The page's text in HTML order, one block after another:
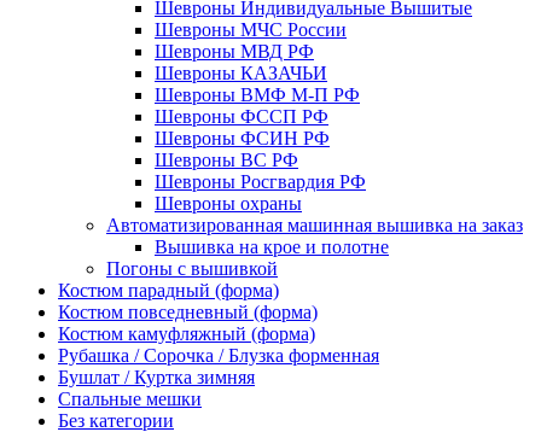
Шевроны Индивидуальные Вышитые
Шевроны МЧС России
Шевроны МВД РФ
Шевроны КАЗАЧЬИ
Шевроны ВМФ М-П РФ
Шевроны ФССП РФ
Шевроны ФСИН РФ
Шевроны ВС РФ
Шевроны Росгвардия РФ
Шевроны охраны
Автоматизированная машинная вышивка на заказ
Вышивка на крое и полотне
Погоны с вышивкой
Костюм парадный (форма)
Костюм повседневный (форма)
Костюм камуфляжный (форма)
Рубашка / Сорочка / Блузка форменная
Бушлат / Куртка зимняя
Спальные мешки
Без категории